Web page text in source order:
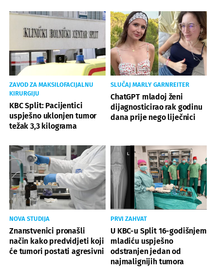
ZAVOD ZA MAKSILOFACIJALNU
KIRURGIJU
KBC Split: Pacijentici
uspješno uklonjen tumor
težak 3,3 kilograma
SLUČAJ MARLY GARNREITER
ChatGPT mladoj ženi
dijagnosticirao rak godinu
dana prije nego liječnici
NOVA STUDIJA
Znanstvenici pronašli
način kako predvidjeti koji
će tumori postati agresivni
PRVI ZAHVAT
U KBC-u Split 16-godišnjem
mladiću uspješno
odstranjen jedan od
najmalignijih tumora